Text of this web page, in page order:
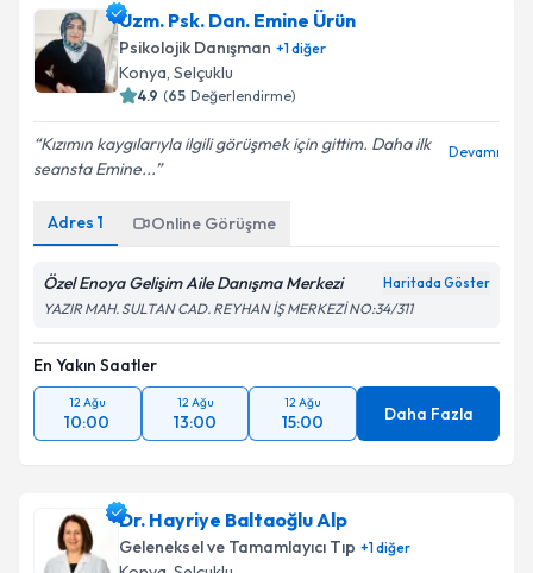
Uzm. Psk. Dan. Emine Ürün
Psikolojik Danışman +1diğer
Konya, Selçuklu
4.9 (65 Değerlendirme)
Kızımın kaygılarıyla ilgili görüşmek için gittim. Daha ilk
seansta Emine...
Devamı
Adres 1 Online Görüşme
Özel Enoya Gelişim Aile Danışma Merkezi Haritada Göster
YAZIR MAH. SULTAN CAD. REYHAN İŞ MERKEZİ NO:34/311
En Yakın Saatler
12 Ağu
10:00
12 Ağu
13:00
12 Ağu
15:00 Daha Fazla
Dr. Hayriye Baltaoğlu Alp
Geleneksel ve Tamamlayıcı Tıp +1diğer